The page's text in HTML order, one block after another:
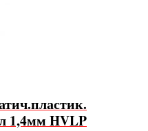
1,4мм HVLP